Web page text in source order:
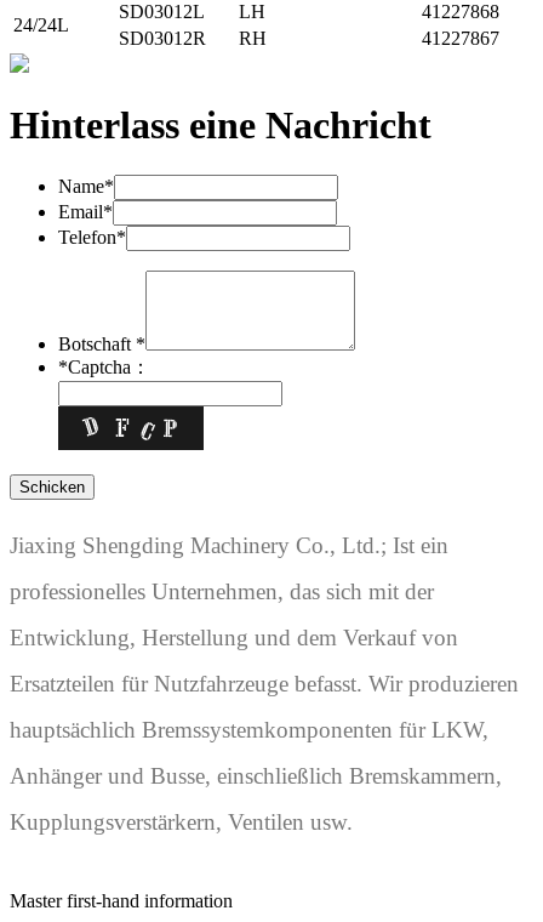
24/24L
SD03012L LH
41227868
SD03012R
RH 41227867
Hinterlass eine Nachricht
Name*
Email*
Telefon*
Botschaft *
*Captcha：
Jiaxing Shengding Machinery Co., Ltd.; Ist ein
professionelles Unternehmen, das sich mit der
Entwicklung, Herstellung und dem Verkauf von
Ersatzteilen für Nutzfahrzeuge befasst. Wir produzieren
hauptsächlich Bremssystemkomponenten für LKW,
Anhänger und Busse, einschließlich Bremskammern,
Kupplungsverstärkern, Ventilen usw.
Master first-hand information